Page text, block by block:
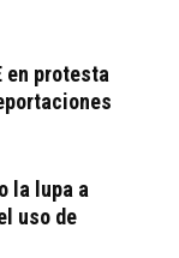
en protesta
la lupa a
uso de